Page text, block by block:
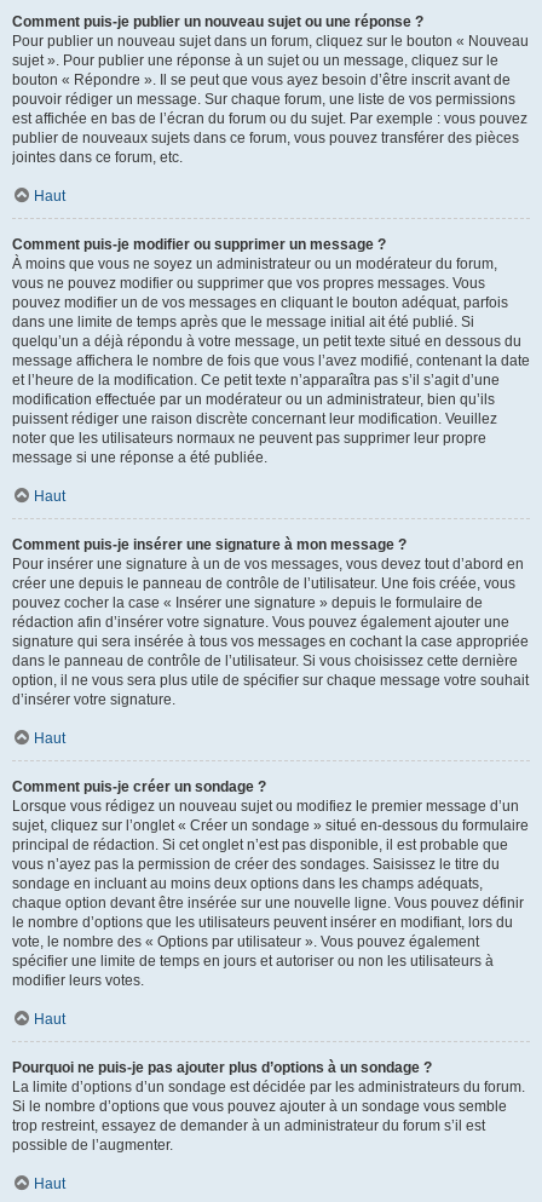
Comment puis-je publier un nouveau sujet ou une réponse ?
Pour publier un nouveau sujet dans un forum, cliquez sur le bouton « Nouveau
sujet ». Pour publier une réponse à un sujet ou un message, cliquez sur le
bouton « Répondre ». Il se peut que vous ayez besoin d’être inscrit avant de
pouvoir rédiger un message. Sur chaque forum, une liste de vos permissions
est affichée en bas de l’écran du forum ou du sujet. Par exemple : vous pouvez
publier de nouveaux sujets dans ce forum, vous pouvez transférer des pièces
jointes dans ce forum, etc.
Haut
Comment puis-je modifier ou supprimer un message ?
À moins que vous ne soyez un administrateur ou un modérateur du forum,
vous ne pouvez modifier ou supprimer que vos propres messages. Vous
pouvez modifier un de vos messages en cliquant le bouton adéquat, parfois
dans une limite de temps après que le message initial ait été publié. Si
quelqu’un a déjà répondu à votre message, un petit texte situé en dessous du
message affichera le nombre de fois que vous l’avez modifié, contenant la date
et l’heure de la modification. Ce petit texte n’apparaîtra pas s’il s’agit d’une
modification effectuée par un modérateur ou un administrateur, bien qu’ils
puissent rédiger une raison discrète concernant leur modification. Veuillez
noter que les utilisateurs normaux ne peuvent pas supprimer leur propre
message si une réponse a été publiée.
Haut
Comment puis-je insérer une signature à mon message ?
Pour insérer une signature à un de vos messages, vous devez tout d’abord en
créer une depuis le panneau de contrôle de l’utilisateur. Une fois créée, vous
pouvez cocher la case « Insérer une signature » depuis le formulaire de
rédaction afin d’insérer votre signature. Vous pouvez également ajouter une
signature qui sera insérée à tous vos messages en cochant la case appropriée
dans le panneau de contrôle de l’utilisateur. Si vous choisissez cette dernière
option, il ne vous sera plus utile de spécifier sur chaque message votre souhait
d’insérer votre signature.
Haut
Comment puis-je créer un sondage ?
Lorsque vous rédigez un nouveau sujet ou modifiez le premier message d’un
sujet, cliquez sur l’onglet « Créer un sondage » situé en-dessous du formulaire
principal de rédaction. Si cet onglet n’est pas disponible, il est probable que
vous n’ayez pas la permission de créer des sondages. Saisissez le titre du
sondage en incluant au moins deux options dans les champs adéquats,
chaque option devant être insérée sur une nouvelle ligne. Vous pouvez définir
le nombre d’options que les utilisateurs peuvent insérer en modifiant, lors du
vote, le nombre des « Options par utilisateur ». Vous pouvez également
spécifier une limite de temps en jours et autoriser ou non les utilisateurs à
modifier leurs votes.
Haut
Pourquoi ne puis-je pas ajouter plus d’options à un sondage ?
La limite d’options d’un sondage est décidée par les administrateurs du forum.
Si le nombre d’options que vous pouvez ajouter à un sondage vous semble
trop restreint, essayez de demander à un administrateur du forum s’il est
possible de l’augmenter.
Haut